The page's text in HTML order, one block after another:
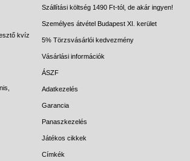
kvíz
Szállítási költség 1490 Ft-tól, de akár ingyen!
Személyes átvétel Budapest XI. kerület
5% Törzsvásárlói kedvezmény
Vásárlási információk
ÁSZF
Adatkezelés
Garancia
Panaszkezelés
Játékos cikkek
Címkék
LOGICO
LÜK